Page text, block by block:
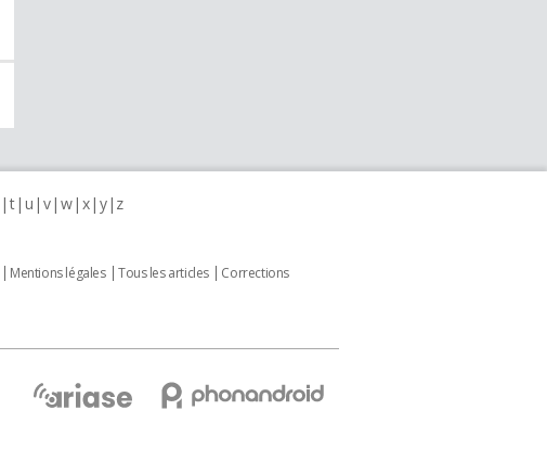
t u v w x y z
Mentions légales Tous les articles
Corrections